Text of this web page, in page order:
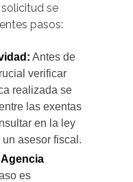
se
pasos:
Antes de
verificar
realizada se
las exentas
en la ley
asesor fiscal.
es